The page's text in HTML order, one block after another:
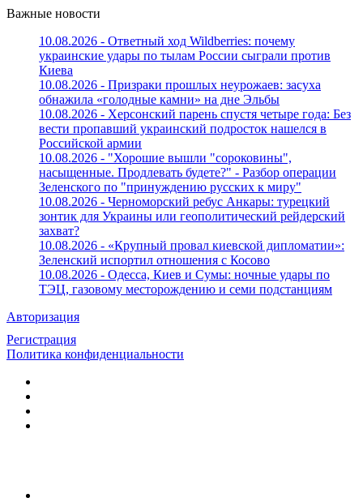
Важные новости
10.08.2026 - Ответный ход Wildberries: почему
украинские удары по тылам России сыграли против
Киева
10.08.2026 - Призраки прошлых неурожаев: засуха
обнажила «голодные камни» на дне Эльбы
10.08.2026 - Херсонский парень спустя четыре года: Без
вести пропавший украинский подросток нашелся в
Российской армии
10.08.2026 - "Хорошие вышли "сороковины",
насыщенные. Продлевать будете?" - Разбор операции
Зеленского по "принуждению русских к миру"
10.08.2026 - Черноморский ребус Анкары: турецкий
зонтик для Украины или геополитический рейдерский
захват?
10.08.2026 - «Крупный провал киевской дипломатии»:
Зеленский испортил отношения с Косово
10.08.2026 - Одесса, Киев и Сумы: ночные удары по
ТЭЦ, газовому месторождению и семи подстанциям
Авторизация
Регистрация
Политика конфиденциальности